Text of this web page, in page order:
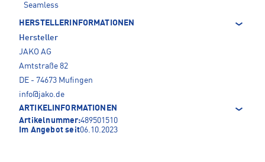
Seamless
HERSTELLERINFORMATIONEN
Hersteller
JAKO AG
Amtstraße 82
DE - 74673 Mufingen
info@jako.de
ARTIKELINFORMATIONEN
Artikelnummer:489501510
Im Angebot seit06.10.2023